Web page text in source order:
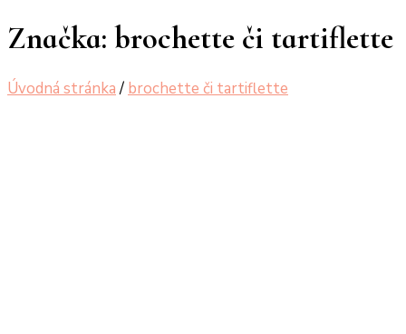
Značka: brochette či tartiflette
Úvodná stránka / brochette či tartiflette